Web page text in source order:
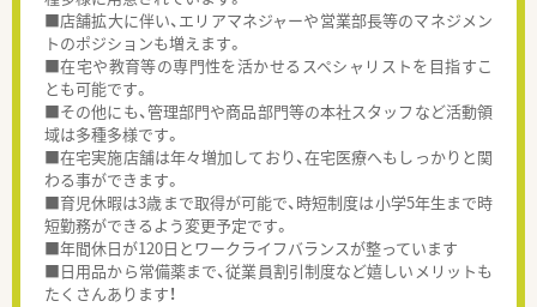
■店舗拡大に伴い、エリアマネジャーや営業部長等のマネジメン
トのポジションも増えます。
■在宅や教育等の専門性を活かせるスペシャリストを目指すこ
とも可能です。
■その他にも、管理部門や商品部門等の本社スタッフなど活動領
域は多種多様です。
■在宅実施店舗は年々増加しており、在宅医療へもしっかりと関
わる事ができます。
■育児休暇は3歳まで取得が可能で、時短制度は小学5年生まで時
短勤務ができるよう変更予定です。
■年間休日が120日とワークライフバランスが整っています
■日用品から常備薬まで、従業員割引制度など嬉しいメリットも
たくさんあります！